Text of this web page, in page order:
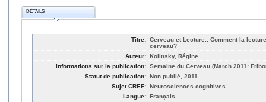
DÉTAILS
Titre: Cerveau et Lecture.: Comment la
cerveau?
Auteur: Kolinsky, Régine
Informations sur la publication: Semaine du Cerveau (March 2011:
Statut de publication: Non publié, 2011
Sujet CREF: Neurosciences cognitives
Langue: Français